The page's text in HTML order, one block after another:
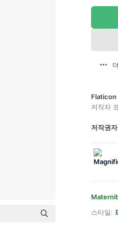
Flaticon
저작자
저작권
스타일: